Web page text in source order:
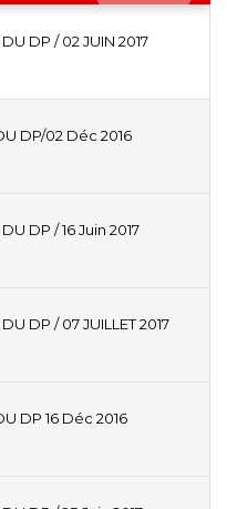
DP / 02 JUIN 2017
DP/02 Déc 2016
DP / 16 Juin 2017
DP / 07 JUILLET 2017
DP 16 Déc 2016